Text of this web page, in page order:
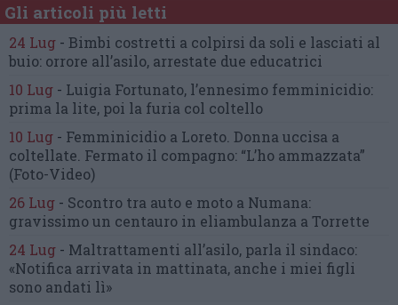
Gli articoli più letti
24 Lug - Bimbi costretti a colpirsi da soli e lasciati al
buio: orrore all’asilo, arrestate due educatrici
10 Lug - Luigia Fortunato, l’ennesimo femminicidio:
prima la lite, poi la furia col coltello
10 Lug - Femminicidio a Loreto. Donna uccisa a
coltellate. Fermato il compagno: “L’ho ammazzata”
(Foto-Video)
26 Lug - Scontro tra auto e moto a Numana:
gravissimo un centauro in eliambulanza a Torrette
24 Lug - Maltrattamenti all’asilo, parla il sindaco:
«Notifica arrivata in mattinata, anche i miei figli
sono andati lì»